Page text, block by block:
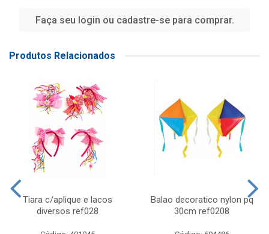
Faça seu login ou cadastre-se para comprar.
Produtos Relacionados
Tiara c/aplique e lacos
diversos ref028
Balao decoratico nylon pq
30cm ref0208